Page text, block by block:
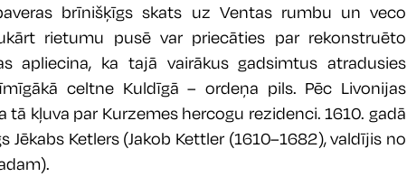
brīnišķīgs skats uz Ventas rumbu un veco
rietumu pusē var priecāties par rekonstruēto
apliecina, ka tajā vairākus gadsimtus atradusies
celtne Kuldīgā – ordeņa pils. Pēc Livonijas
tā kļuva par Kurzemes hercogu rezidenci. 1610. gadā
Jēkabs Ketlers (Jakob Kettler (1610–1682), valdījis no